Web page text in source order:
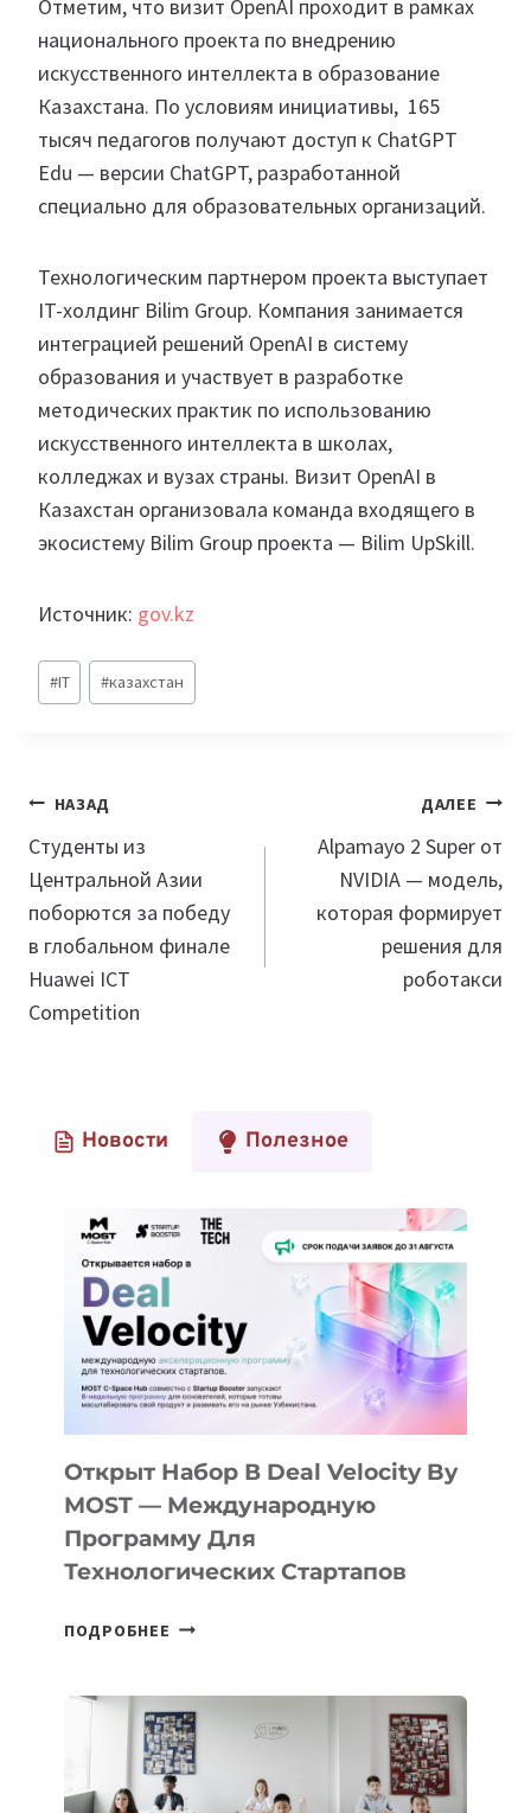
Отметим, что визит OpenAI проходит в рамках
национального проекта по внедрению
искусственного интеллекта в образование
Казахстана. По условиям инициативы, 165
тысяч педагогов получают доступ к ChatGPT
Edu — версии ChatGPT, разработанной
специально для образовательных организаций.
Технологическим партнером проекта выступает
IT-холдинг Bilim Group. Компания занимается
интеграцией решений OpenAI в систему
образования и участвует в разработке
методических практик по использованию
искусственного интеллекта в школах,
колледжах и вузах страны. Визит OpenAI в
Казахстан организовала команда входящего в
экосистему Bilim Group проекта — Bilim UpSkill.
Источник: gov.kz
Метки
записи:
#IT #казахстан
Навигация
по
записям
НАЗАД
Студенты из
Центральной Азии
поборются за победу
в глобальном финале
Huawei ICT
Competition
ДАЛЕЕ
Alpamayo 2 Super от
NVIDIA — модель,
которая формирует
решения для
роботакси
Новости Полезное
Открыт Набор В Deal Velocity By
MOST — Международную
Программу Для
Технологических Стартапов
ПОДРОБНЕЕ ОТКРЫТ
DEAL
VELOCITY
BY
MOST